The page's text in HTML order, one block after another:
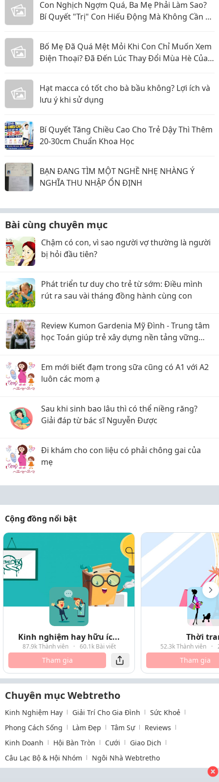
Con Nghịch Ngợm Quá, Ba Mẹ Phải Làm Sao?
Bí Quyết "Trị" Con Hiếu Động Mà Không Cần La
Bố Mẹ Đã Quá Mệt Mỏi Khi Con Chỉ Muốn Xem
Điện Thoại? Đã Đến Lúc Thay Đổi Mùa Hè Của
Hạt macca có tốt cho bà bầu không? Lợi ích và
lưu ý khi sử dụng
Bí Quyết Tăng Chiều Cao Cho Trẻ Dậy Thì Thêm
20-30cm Chuẩn Khoa Học
BẠN ĐANG TÌM MỘT NGHỀ NHẸ NHÀNG Ý
NGHĨA THU NHẬP ỔN ĐỊNH
Bài cùng chuyên mục
Chậm có con, vì sao người vợ thường là người
bị hỏi đầu tiên?
Phát triển tư duy cho trẻ từ sớm: Điều mình
rút ra sau vài tháng đồng hành cùng con
Review Kumon Gardenia Mỹ Đình - Trung tâm
học Toán giúp trẻ xây dựng nền tảng vững
Em mới biết đạm trong sữa cũng có A1 với A2
luôn các mom ạ
Sau khi sinh bao lâu thì có thể niềng răng?
Giải đáp từ bác sĩ Nguyễn Được
Đi khám cho con liệu có phải chông gai của
mẹ
Cộng đồng nổi bật
Kinh nghiệm hay hữu íc...
87.9k Thành viên · 60.1k Bài viết
Tham gia
Thời
52.3k Thành viên ·
Tham gia
Chuyên mục Webtretho
Kinh Nghiệm Hay Giải Trí Cho Gia Đình
Sức Khoẻ
Phong Cách Sống
Làm Đẹp Tâm Sự
Reviews
Kinh Doanh
Hội Bàn Tròn Cưới
Giao Dịch
Câu Lạc Bộ & Hội Nhóm
Ngôi Nhà Webtretho